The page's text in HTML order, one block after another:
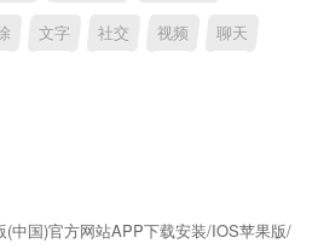
文字 社交 视频 聊天
(中国)官方网站APP下载安装/IOS苹果版/